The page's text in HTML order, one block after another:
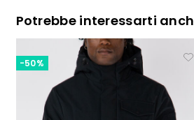
Potrebbe interessarti
-50%